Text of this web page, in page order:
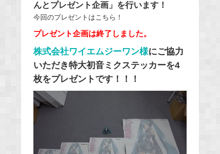
んとプレゼント企画」を行います！
今回のプレゼントはこちら！
プレゼント企画は終了しました。
株式会社ワイエムジーワン様にご協力
いただき特大初音ミクステッカーを4
枚をプレゼントです！！！